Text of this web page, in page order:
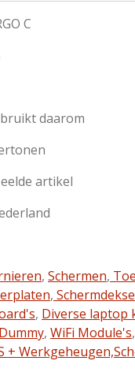
C
daarom
artikel
, Schermen,
,
, Diverse laptop
, WiFi Module's,
+ Werkgeheugen,